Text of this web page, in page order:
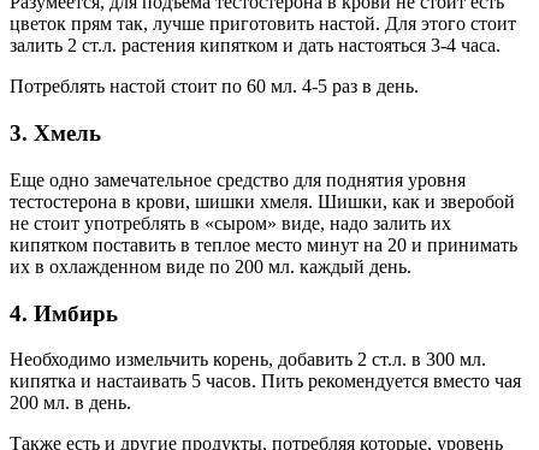
цветок прям так, лучше приготовить настой. Для этого стоит
залить 2 ст.л. растения кипятком и дать настояться 3-4 часа.
Потреблять настой стоит по 60 мл. 4-5 раз в день.
3. Хмель
Еще одно замечательное средство для поднятия уровня
тестостерона в крови, шишки хмеля. Шишки, как и зверобой
не стоит употреблять в «сыром» виде, надо залить их
кипятком поставить в теплое место минут на 20 и принимать
их в охлажденном виде по 200 мл. каждый день.
4. Имбирь
Необходимо измельчить корень, добавить 2 ст.л. в 300 мл.
кипятка и настаивать 5 часов. Пить рекомендуется вместо чая
200 мл. в день.
Также есть и другие продукты, потребляя которые, уровень